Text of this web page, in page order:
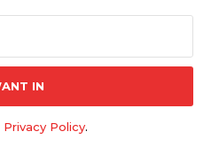
IN
Privacy Policy.